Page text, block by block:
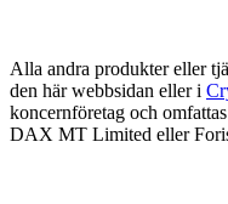
Alla andra produkter eller
den här webbsidan eller i
koncernföretag och
DAX MT Limited eller